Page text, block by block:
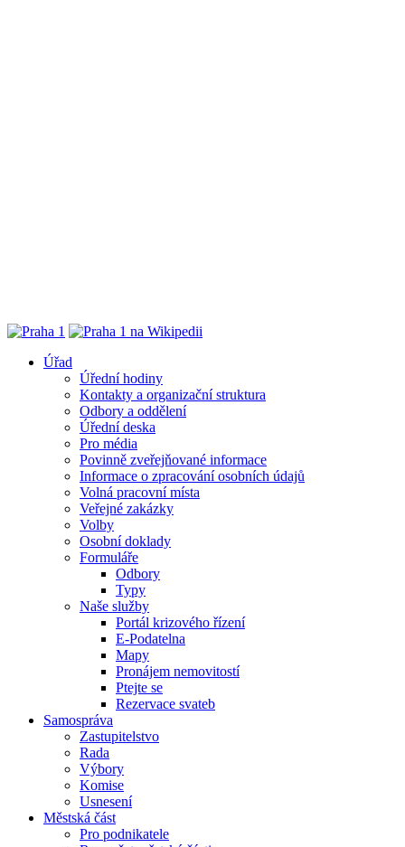
Úřad
Úřední hodiny
Kontakty a organizační struktura
Odbory a oddělení
Úřední deska
Pro média
Povinně zveřejňované informace
Informace o zpracování osobních údajů
Volná pracovní místa
Veřejné zakázky
Volby
Osobní doklady
Formuláře
Odbory
Typy
Naše služby
Portál krizového řízení
E-Podatelna
Mapy
Pronájem nemovitostí
Ptejte se
Rezervace svateb
Samospráva
Zastupitelstvo
Rada
Výbory
Komise
Usnesení
Městská část
Pro podnikatele